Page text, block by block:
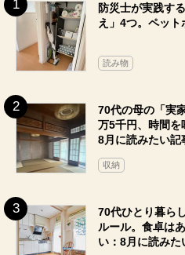
防災士が実践す
え」4つ。ペッ
読み物
70代の母の「実
万5千円、時間を
8月に読みたい記
収納
70代ひとり暮ら
ルール。食卓は
い：8月に読みた